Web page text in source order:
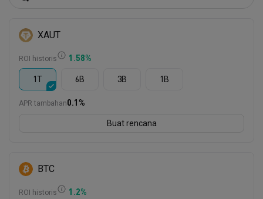
XAUT
ROI historis 1.58%
1T 6B 3B 1B
APR tambahan0.1 %
Buat rencana
BTC
ROI historis 1.2%